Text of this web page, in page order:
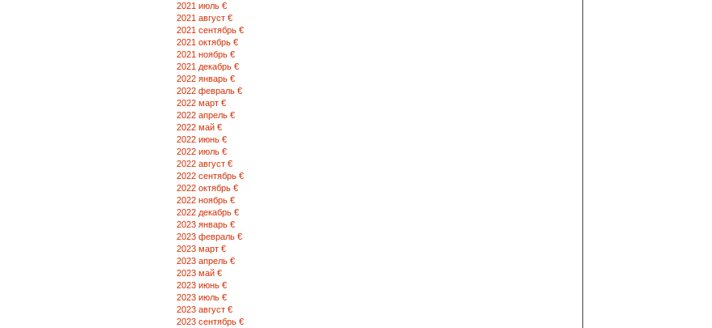
2021 июль €
2021 август €
2021 сентябрь €
2021 октябрь €
2021 ноябрь €
2021 декабрь €
2022 январь €
2022 февраль €
2022 март €
2022 апрель €
2022 май €
2022 июнь €
2022 июль €
2022 август €
2022 сентябрь €
2022 октябрь €
2022 ноябрь €
2022 декабрь €
2023 январь €
2023 февраль €
2023 март €
2023 апрель €
2023 май €
2023 июнь €
2023 июль €
2023 август €
2023 сентябрь €